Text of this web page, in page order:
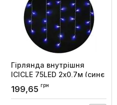
Гірлянда внутрішня
ICICLE 75LED 2х0,7м (синє
світло) прозора IP20
Delux
199,65 грн